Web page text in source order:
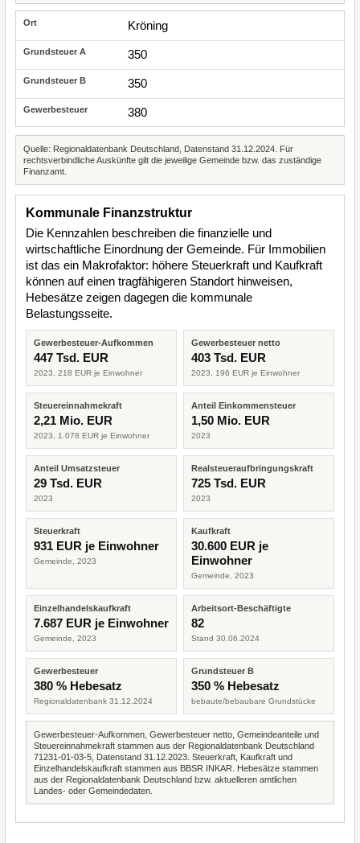
Kröning
350
350
380
Quelle: Regionaldatenbank Deutschland, Datenstand 31.12.2024. Für
rechtsverbindliche Auskünfte gilt die jeweilige Gemeinde bzw. das zuständige
Finanzamt.
Kommunale Finanzstruktur
Die Kennzahlen beschreiben die finanzielle und
wirtschaftliche Einordnung der Gemeinde. Für Immobilien
ist das ein Makrofaktor: höhere Steuerkraft und Kaufkraft
können auf einen tragfähigeren Standort hinweisen,
Hebesätze zeigen dagegen die kommunale
Belastungsseite.
Gewerbesteuer-Aufkommen
447 Tsd. EUR
2023, 218 EUR je Einwohner
Gewerbesteuer netto
403 Tsd. EUR
2023, 196 EUR je Einwohner
Steuereinnahmekraft
2,21 Mio. EUR
2023, 1.078 EUR je Einwohner
Anteil Einkommensteuer
1,50 Mio. EUR
2023
Anteil Umsatzsteuer
29 Tsd. EUR
2023
Realsteueraufbringungskraft
725 Tsd. EUR
2023
Steuerkraft
931 EUR je Einwohner
Gemeinde, 2023
Kaufkraft
30.600 EUR je
Einwohner
Gemeinde, 2023
Einzelhandelskaufkraft
7.687 EUR je Einwohner
Gemeinde, 2023
Arbeitsort-Beschäftigte
82
Stand 30.06.2024
Gewerbesteuer
380 % Hebesatz
Regionaldatenbank 31.12.2024
Grundsteuer B
350 % Hebesatz
bebaute/bebaubare Grundstücke
Gewerbesteuer-Aufkommen, Gewerbesteuer netto, Gemeindeanteile und
Steuereinnahmekraft stammen aus der Regionaldatenbank Deutschland
71231-01-03-5, Datenstand 31.12.2023. Steuerkraft, Kaufkraft und
Einzelhandelskaufkraft stammen aus BBSR INKAR. Hebesätze stammen
aus der Regionaldatenbank Deutschland bzw. aktuelleren amtlichen
Landes- oder Gemeindedaten.